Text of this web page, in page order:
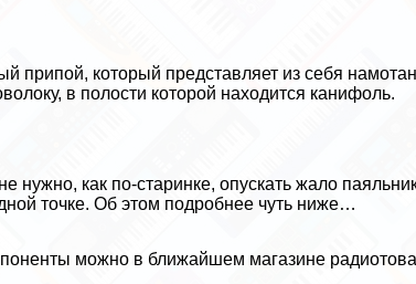
припой, который представляет из себя
в полости которой находится канифоль.
нужно, как по-старинке, опускать жало
точке. Об этом подробнее чуть ниже…
можно в ближайшем магазине